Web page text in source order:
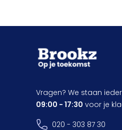
Vragen? We staan
09:00 - 17:30 voor je
020 - 303 87 30